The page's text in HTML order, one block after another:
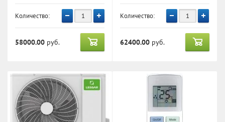
Количество:
58000.00 руб.
Количество:
62400.00руб.